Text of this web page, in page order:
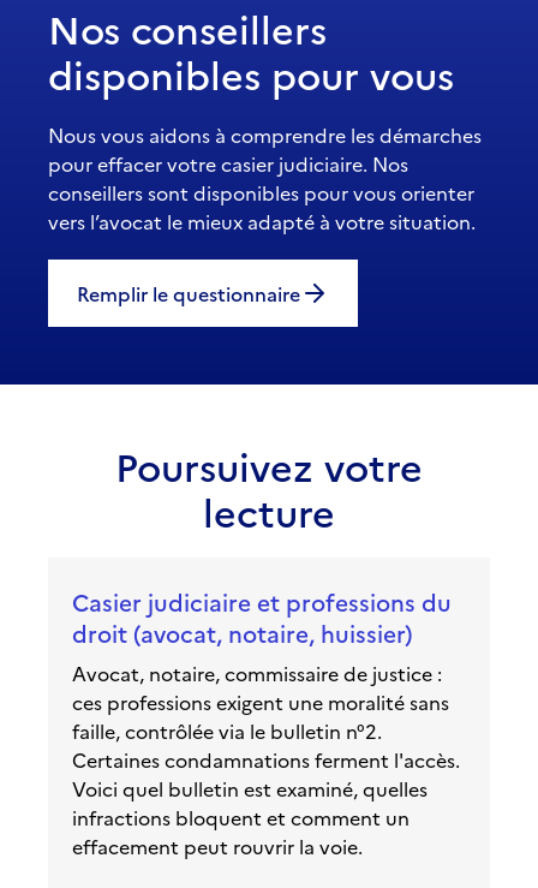
Nos conseillers
disponibles pour vous
Nous vous aidons à comprendre les démarches
pour effacer votre casier judiciaire. Nos
conseillers sont disponibles pour vous orienter
vers l’avocat le mieux adapté à votre situation.
Remplir le questionnaire
Poursuivez votre
lecture
Casier judiciaire et professions du
droit (avocat, notaire, huissier)
Avocat, notaire, commissaire de justice :
ces professions exigent une moralité sans
faille, contrôlée via le bulletin n°2.
Certaines condamnations ferment l'accès.
Voici quel bulletin est examiné, quelles
infractions bloquent et comment un
effacement peut rouvrir la voie.